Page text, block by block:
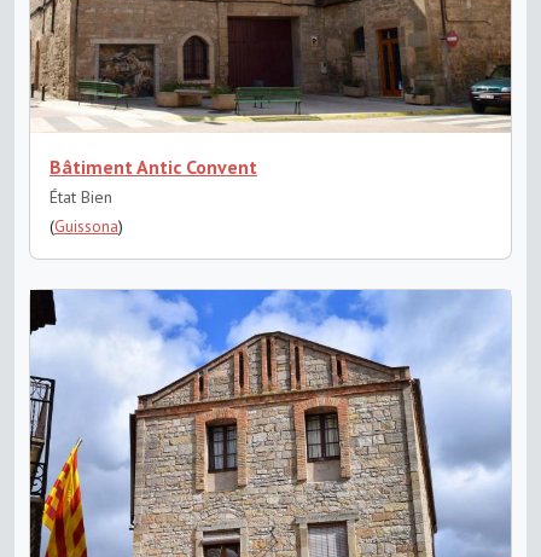
Bâtiment Antic Convent
État Bien
(Guissona)